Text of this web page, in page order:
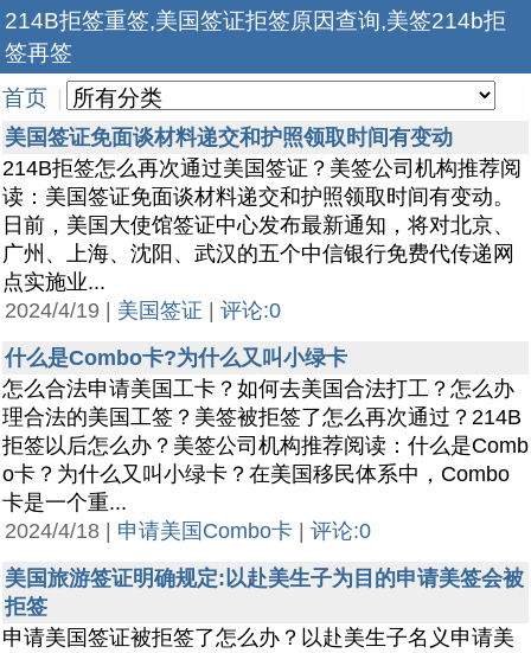
214B拒签重签,美国签证拒签原因查询,美签214b拒
签再签
首页
美国签证免面谈材料递交和护照领取时间有变动
214B拒签怎么再次通过美国签证？美签公司机构推荐阅
读：美国签证免面谈材料递交和护照领取时间有变动。
日前，美国大使馆签证中心发布最新通知，将对北京、
广州、上海、沈阳、武汉的五个中信银行免费代传递网
点实施业...
2024/4/19 | 美国签证
评论:0
什么是Combo卡?为什么又叫小绿卡
怎么合法申请美国工卡？如何去美国合法打工？怎么办
理合法的美国工签？美签被拒签了怎么再次通过？214B
拒签以后怎么办？美签公司机构推荐阅读：什么是Comb
o卡？为什么又叫小绿卡？在美国移民体系中，Combo
卡是一个重...
2024/4/18 | 申请美国Combo卡
评论:0
美国旅游签证明确规定:以赴美生子为目的申请美签会被
拒签
申请美国签证被拒签了怎么办？以赴美生子名义申请美